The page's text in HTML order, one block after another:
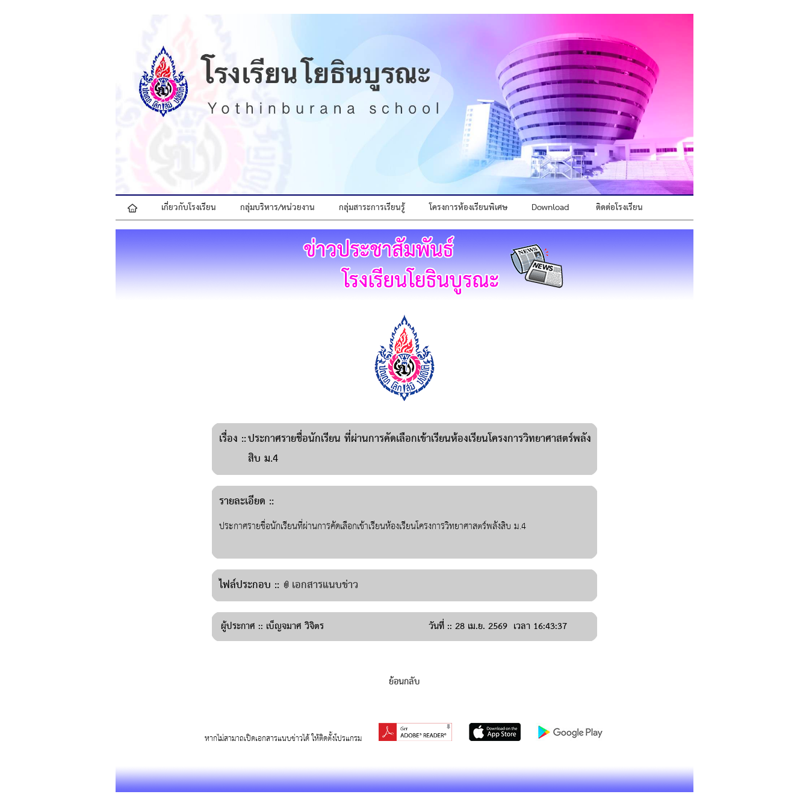
 เกี่ยวกับโรงเรียน กลุ่มบริหาร/หน่วยงาน กลุ่มสาระการเรียนรู้ โครงการห้องเรียนพิเศษ Download ติดต่อโรงเรียน
เรื่อง ::ประกาศรายชื่อนักเรียน ที่ผ่านการคัดเลือกเข้าเรียนห้องเรียนโครงการวิทยาศาสตร์พลัง
สิบ ม.4
รายละเอียด ::
ประกาศรายชื่อนักเรียนที่ผ่านการคัดเลือกเข้าเรียนห้องเรียนโครงการวิทยาศาสตร์พลังสิบ ม.4
ไฟล์ประกอบ :: เอกสารแนบข่าว
ผู้ประกาศ :: เบ็ญจมาศ วิจิตร วันที่ :: 28 เม.ย. 2569 เวลา 16:43:37
ย้อนกลับ
หากไม่สามาถเปิดเอกสารแนบข่าวได้ ให้ติดตั้งโปรแกรม